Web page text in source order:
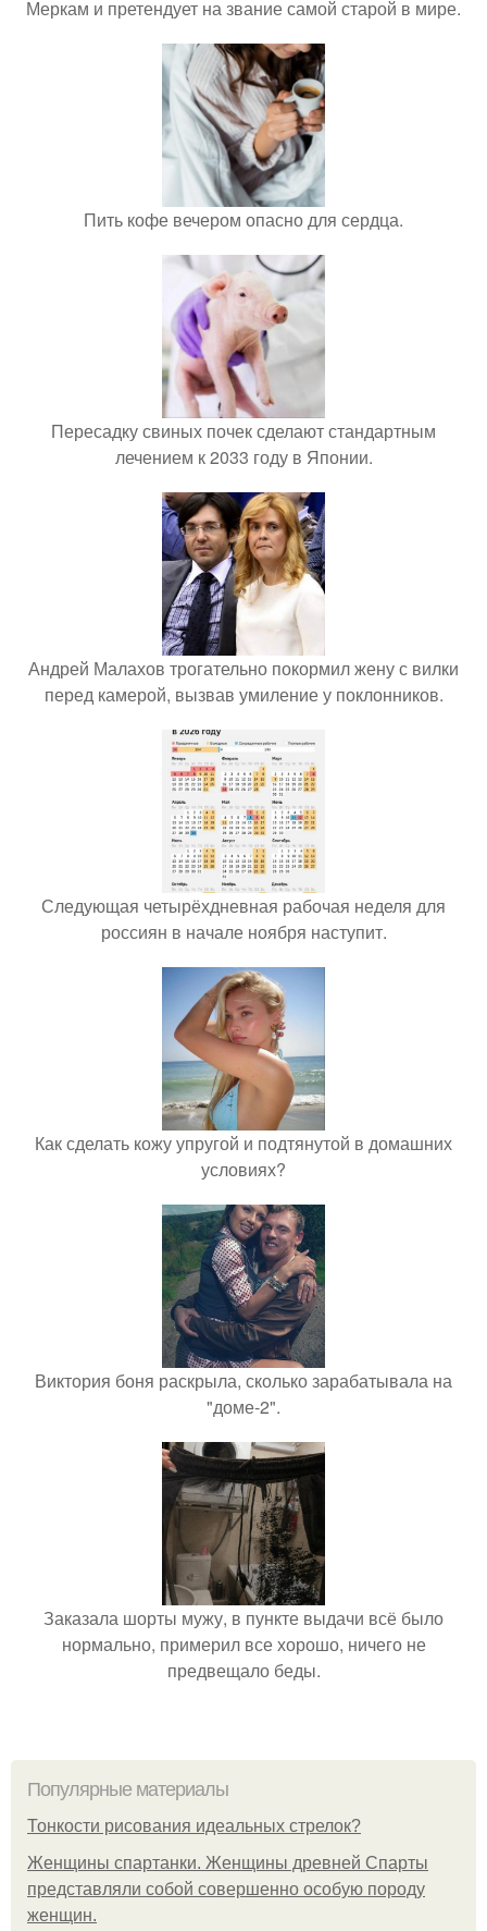
Меркам и претендует на звание самой старой в мире.
Пить кофе вечером опасно для сердца.
Пересадку свиных почек сделают стандартным
лечением к 2033 году в Японии.
Андрей Малахов трогательно покормил жену с вилки
перед камерой, вызвав умиление у поклонников.
Следующая четырёхдневная рабочая неделя для
россиян в начале ноября наступит.
Как сделать кожу упругой и подтянутой в домашних
условиях?
Виктория боня раскрыла, сколько зарабатывала на
"доме-2".
Заказала шорты мужу, в пункте выдачи всё было
нормально, примерил все хорошо, ничего не
предвещало беды.
Популярные материалы
Тонкости рисования идеальных стрелок?
Женщины спартанки. Женщины древней Спарты
представляли собой совершенно особую породу
женщин.